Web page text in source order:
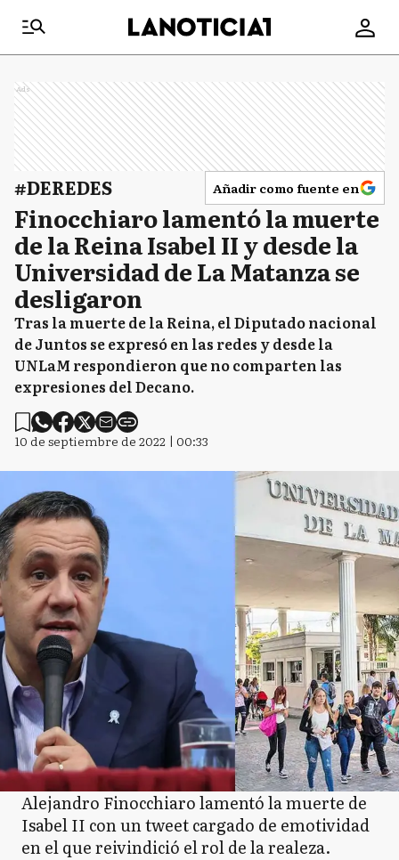
Ads
#DEREDES Añadir como fuente en
Finocchiaro lamentó la muerte
de la Reina Isabel II y desde la
Universidad de La Matanza se
desligaron
Tras la muerte de la Reina, el Diputado nacional
de Juntos se expresó en las redes y desde la
UNLaM respondieron que no comparten las
expresiones del Decano.
10 de septiembre de 2022 | 00:33
Alejandro Finocchiaro lamentó la muerte de
Isabel II con un tweet cargado de emotividad
en el que reivindició el rol de la realeza.